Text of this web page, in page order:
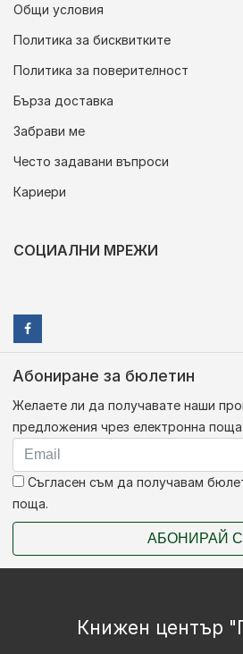
Общи условия
Политика за бисквитките
Политика за поверителност
Бърза доставка
Забрави ме
Често задавани въпроси
Кариери
СОЦИАЛНИ МРЕЖИ
Абониране за бюлетин
Желаете ли да получавате наши
предложения чрез електронна
Съгласен съм да получавам
поща.
АБОНИРАЙ
Книжен център